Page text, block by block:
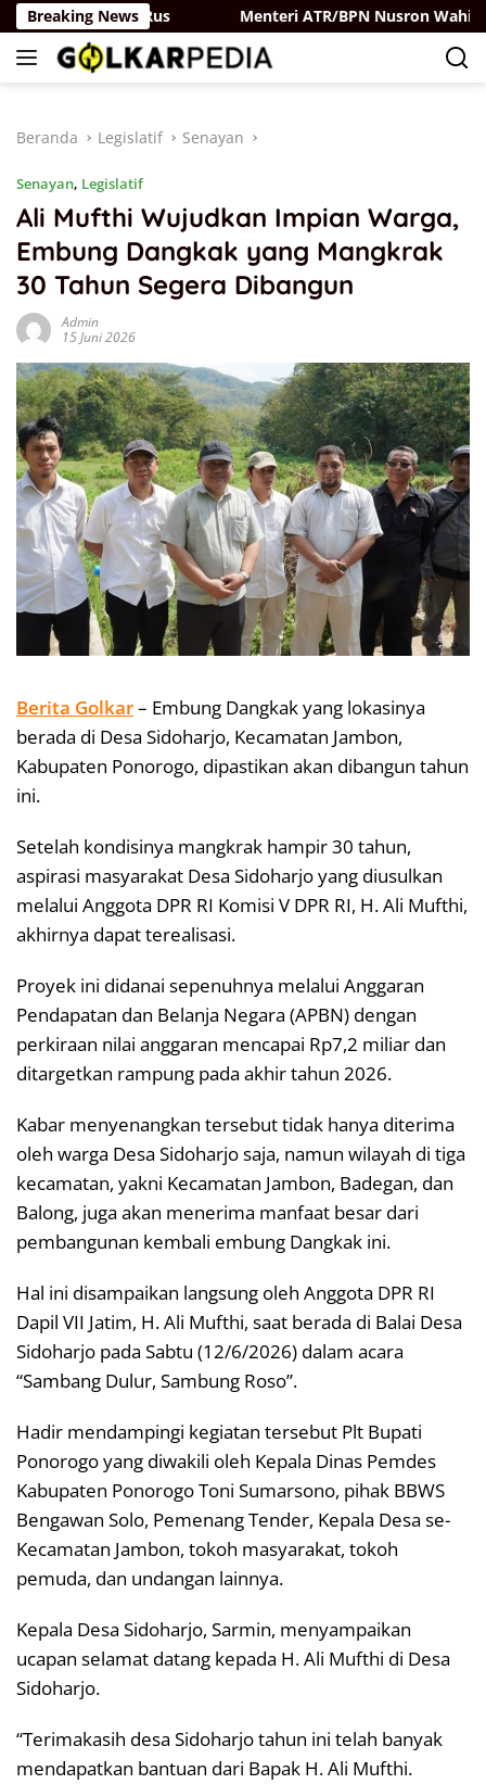
Langsung
ke
konten
Breaking News
Belaya Rus Menteri ATR/BPN Nusron Wahid
Beranda Legislatif Senayan
Senayan, Legislatif
Ali Mufthi Wujudkan Impian Warga,
Embung Dangkak yang Mangkrak
30 Tahun Segera Dibangun
Admin
15 Juni 2026
Berita Golkar– Embung Dangkak yang lokasinya
berada di Desa Sidoharjo, Kecamatan Jambon,
Kabupaten Ponorogo, dipastikan akan dibangun tahun
ini.
Setelah kondisinya mangkrak hampir 30 tahun,
aspirasi masyarakat Desa Sidoharjo yang diusulkan
melalui Anggota DPR RI Komisi V DPR RI, H. Ali Mufthi,
akhirnya dapat terealisasi.
Proyek ini didanai sepenuhnya melalui Anggaran
Pendapatan dan Belanja Negara (APBN) dengan
perkiraan nilai anggaran mencapai Rp7,2 miliar dan
ditargetkan rampung pada akhir tahun 2026.
Kabar menyenangkan tersebut tidak hanya diterima
oleh warga Desa Sidoharjo saja, namun wilayah di tiga
kecamatan, yakni Kecamatan Jambon, Badegan, dan
Balong, juga akan menerima manfaat besar dari
pembangunan kembali embung Dangkak ini.
Hal ini disampaikan langsung oleh Anggota DPR RI
Dapil VII Jatim, H. Ali Mufthi, saat berada di Balai Desa
Sidoharjo pada Sabtu (12/6/2026) dalam acara
“Sambang Dulur, Sambung Roso”.
Hadir mendampingi kegiatan tersebut Plt Bupati
Ponorogo yang diwakili oleh Kepala Dinas Pemdes
Kabupaten Ponorogo Toni Sumarsono, pihak BBWS
Bengawan Solo, Pemenang Tender, Kepala Desa se-
Kecamatan Jambon, tokoh masyarakat, tokoh
pemuda, dan undangan lainnya.
Kepala Desa Sidoharjo, Sarmin, menyampaikan
ucapan selamat datang kepada H. Ali Mufthi di Desa
Sidoharjo.
“Terimakasih desa Sidoharjo tahun ini telah banyak
mendapatkan bantuan dari Bapak H. Ali Mufthi.